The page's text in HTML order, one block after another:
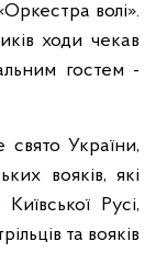
волі».
ходи чекав
гостем -
України,
вояків, які
Русі,
та вояків